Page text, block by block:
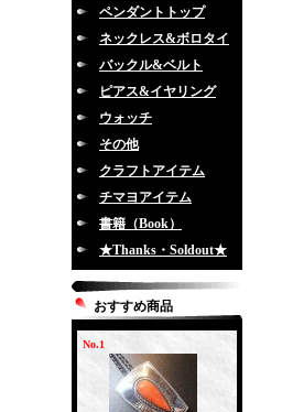
ペンダントトップ
ネックレス&ボロタイ
バックル&ベルト
ピアス&イヤリング
ウォッチ
その他
クラフトアイテム
チマヨアイテム
書籍（Book）
★Thanks・Soldout★
おすすめ商品
No.1